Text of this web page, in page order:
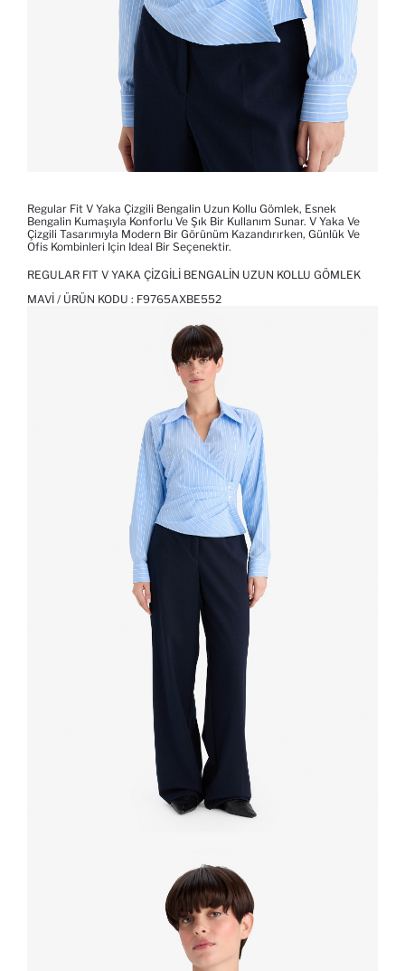
Regular Fit V Yaka Çizgili Bengalin Uzun Kollu Gömlek, Esnek
Bengalin Kumaşıyla Konforlu Ve Şık Bir Kullanım Sunar. V Yaka Ve
Çizgili Tasarımıyla Modern Bir Görünüm Kazandırırken, Günlük Ve
Ofis Kombinleri Için Ideal Bir Seçenektir.
REGULAR FIT V YAKA ÇIZGILI BENGALIN UZUN KOLLU GÖMLEK
MAVI / ÜRÜN KODU : F9765AXBE552